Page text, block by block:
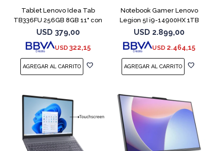
Tablet Lenovo Idea Tab
TB336FU 256GB 8GB 11" con
Pen + Funda
USD 379,00
USD 322,15
Notebook Gamer Lenovo
Legion 5I i9-14900HX 1TB
16GB RTX5070
USD 2.899,00
USD 2.464,15